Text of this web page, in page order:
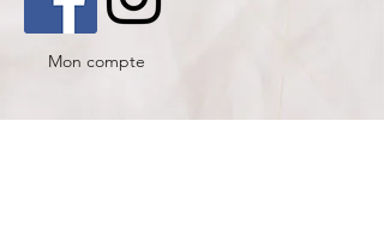
Mon compte